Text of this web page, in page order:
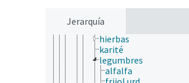
Jerarquía
extractos vegetales
grasas y aceites
heno
hierbas
karité
legumbres
alfalfa